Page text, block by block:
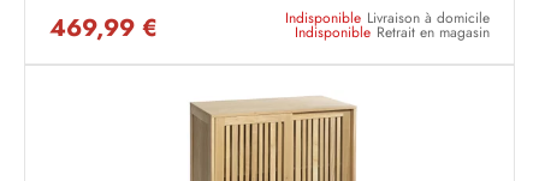
469,99 € Indisponible Livraison à domicile
Indisponible Retrait en magasin